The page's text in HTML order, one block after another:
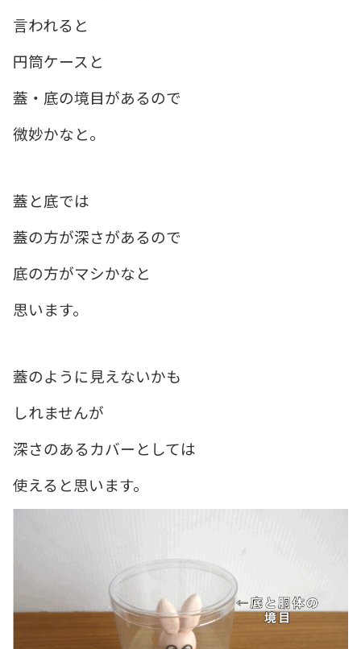
言われると
円筒ケースと
蓋・底の境目があるので
微妙かなと。
蓋と底では
蓋の方が深さがあるので
底の方がマシかなと
思います。
蓋のように見えないかも
しれませんが
深さのあるカバーとしては
使えると思います。